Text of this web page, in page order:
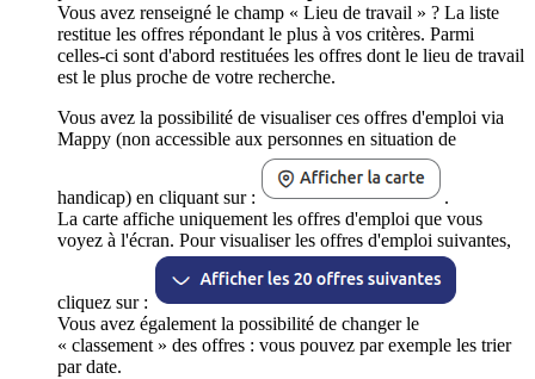
Vous avez renseigné le champ « Lieu de travail » ? La liste
restitue les offres répondant le plus à vos critères. Parmi
celles-ci sont d'abord restituées les offres dont le lieu de travail
est le plus proche de votre recherche.
Vous avez la possibilité de visualiser ces offres d'emploi via
Mappy (non accessible aux personnes en situation de
handicap) en cliquant sur :
.
La carte affiche uniquement les offres d'emploi que vous
voyez à l'écran. Pour visualiser les offres d'emploi suivantes,
cliquez sur :
Vous avez également la possibilité de changer le
« classement » des offres : vous pouvez par exemple les trier
par date.